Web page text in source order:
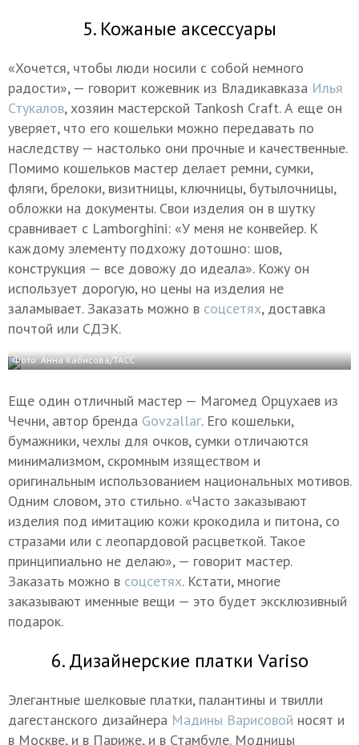
5. Кожаные аксессуары
«Хочется, чтобы люди носили с собой немного
радости», — говорит кожевник из Владикавказа Илья
Стукалов, хозяин мастерской Tankosh Craft. А еще он
уверяет, что его кошельки можно передавать по
наследству — настолько они прочные и качественные.
Помимо кошельков мастер делает ремни, сумки,
фляги, брелоки, визитницы, ключницы, бутылочницы,
обложки на документы. Свои изделия он в шутку
сравнивает с Lamborghini: «У меня не конвейер. К
каждому элементу подхожу дотошно: шов,
конструкция — все довожу до идеала». Кожу он
использует дорогую, но цены на изделия не
заламывает. Заказать можно в соцсетях, доставка
почтой или СДЭК.
Фото: Анна Кабисова/ТАСС
Еще один отличный мастер — Магомед Орцухаев из
Чечни, автор бренда Govzallaг. Его кошельки,
бумажники, чехлы для очков, сумки отличаются
минимализмом, скромным изяществом и
оригинальным использованием национальных мотивов.
Одним словом, это стильно. «Часто заказывают
изделия под имитацию кожи крокодила и питона, со
стразами или с леопардовой расцветкой. Такое
принципиально не делаю», — говорит мастер.
Заказать можно в соцсетях. Кстати, многие
заказывают именные вещи — это будет эксклюзивный
подарок.
6. Дизайнерские платки Variso
Элегантные шелковые платки, палантины и твилли
дагестанского дизайнера Мадины Варисовой носят и
в Москве, и в Париже, и в Стамбуле. Модницы